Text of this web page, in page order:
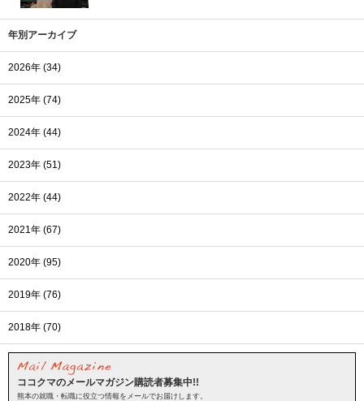
年別アーカイブ
2026年 (34)
2025年 (74)
2024年 (44)
2023年 (51)
2022年 (44)
2021年 (67)
2020年 (95)
2019年 (76)
2018年 (70)
ココクマのメールマガジン購読者募集中!!
熊本の就職・転職に役立つ情報をメールでお届けします。